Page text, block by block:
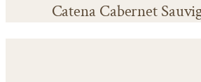
Catena Cabernet